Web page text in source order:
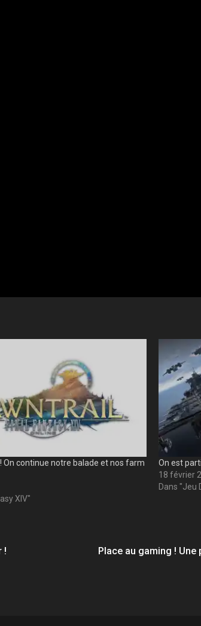
On continue notre balade et nos farm
XIV"
On est
18 février
Dans "Jeu
!
Place au gaming ! Une